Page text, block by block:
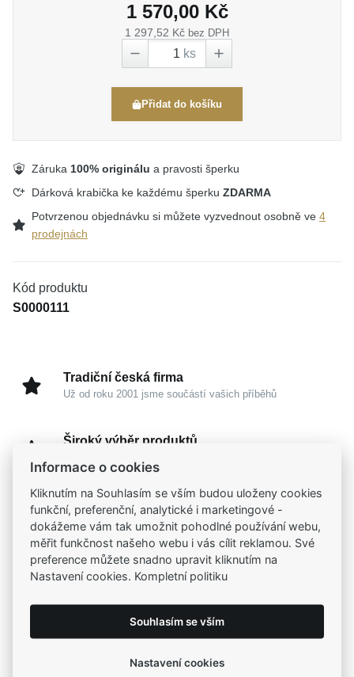
1 570,00 Kč
1 297,52 Kč bez DPH
ks
Přidat do košíku
Záruka 100% originálu a pravosti šperku
Dárková krabička ke každému šperku ZDARMA
Potvrzenou objednávku si můžete vyzvednout osobně ve 4
prodejnách
Kód produktu
S0000111
Tradiční česká firma
Už od roku 2001 jsme součástí vašich příběhů
Široký výběr produktů
Garance vysoké kvality
Certifikáty původu a kvality k vybraným šperkům
Kamenné prodejny
Zastavte se do jedné z našich 4 prodejen
Informace o cookies
Kliknutím na Souhlasím se vším budou uloženy cookies
funkční, preferenční, analytické i marketingové -
dokážeme vám tak umožnit pohodlné používání webu,
měřit funkčnost našeho webu i vás cílit reklamou. Své
preference můžete snadno upravit kliknutím na
Nastavení cookies. Kompletní politiku
Souhlasím se vším
Nastavení cookies